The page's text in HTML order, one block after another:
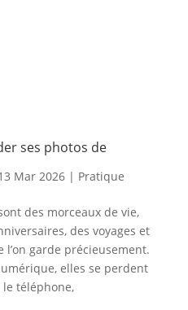
ses photos de
Mar 2026| Pratique
des morceaux de vie,
des voyages et
garde précieusement.
elles se perdent
téléphone,